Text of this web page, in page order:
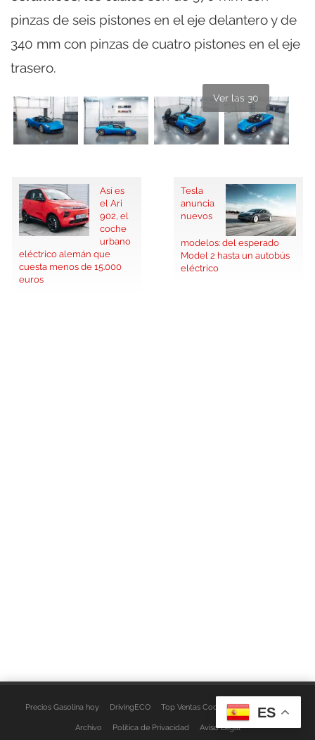
pinzas de seis pistones en el eje delantero y de
340 mm con pinzas de cuatro pistones en el eje
trasero.
Ver las 30
Así es
el Ari
902, el
coche
urbano
eléctrico alemán que
cuesta menos de 15.000
euros
Tesla
anuncia
nuevos
modelos: del esperado
Model 2 hasta un autobús
eléctrico
Precios Gasolina hoy DrivingECO Top Ventas Coches EspacioFurgo
Archivo Política de Privacidad Aviso Legal
ES